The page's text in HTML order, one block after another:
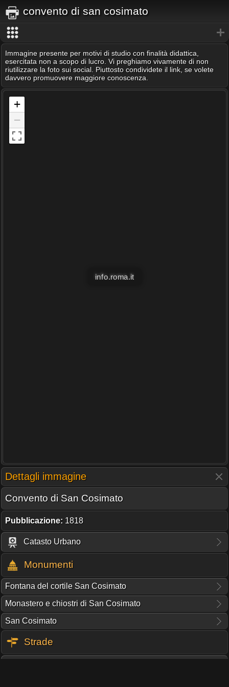
convento di san cosimato
Immagine presente per motivi di studio con finalità didattica,
esercitata non a scopo di lucro. Vi preghiamo vivamente di non
riutilizzare la foto sui social. Piuttosto condividete il link, se volete
davvero promuovere maggiore conoscenza.
+
−
info.roma.it
Dettagli immagine
Convento di San Cosimato
Pubblicazione: 1818
Catasto Urbano
Monumenti
Fontana del cortile San Cosimato
Monastero e chiostri di San Cosimato
San Cosimato
Strade